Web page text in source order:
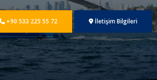
+90 533 225 55 72 İletişim Bilgileri